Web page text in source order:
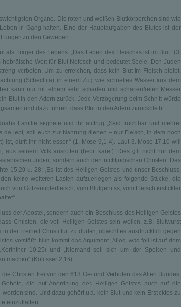
Organe. Die roten und weißen Blutkörperchen sind wie
in Gang halten. Eine der Hauptaufgaben des Blutes ist der
zu den Geweben.
als Träger des Lebens: „Das Leben des Fleisches ist im Blut“ (3.
hebräische Wort für Blut Nefesch und bedeutet Seele. Den Juden
verboten. Um zu erreichen, dass kein Blut im Fleisch bleibt,
(Schechita) in einem Zug wie schnelles Wasser aus dem
kann nur mit einem sehr scharfen und schartenfreien Messer
Blut in den Adern zurück. Jede Verzögerung beim Schnitt würde
und dazu führen, dass Blut in den Adern zurückbleibt.
Familie segnete und ihr auftrug „Seid fruchtbar und mehret
da lebt, soll euch zur Nahrung dienen – nur Fleisch, in dem noch
ist, dürft ihr nicht essen“ (1. Mose 9,1-4). Laut 3. Mose 17,10 will
aus seinem Volk ausrotten (hebr. karet). Dies gilt nicht nur dem
Juden, sondern auch den nichtjüdischen Christen. Das
15,20 u. 28: „Es ist des Heiligen Geistes und unser Beschluss,
keine weiteren Lasten aufzuerlegen als folgende Stücke, die
von Götzenopferfleisch, vom Blutgenuss, vom Fleisch erstickter
der Apostel, sondern auch ein Beschluss des Heiligen Geistes
Christen, die voll Heiligen Geistes sein wollen, z.B. Blutwurst
in der Freiheit Christi tun zu dürfen, obwohl es ausdrücklich gegen
verstößt. Nun kommt das Argument „Alles, was feil ist auf dem
10,25) und „Niemand soll sich um der Speisen und
machen“ (Kolosser 2,16).
die Christen frei von den 613 Ge- und Verboten des Alten Bundes,
die auf Anordnung des Heiligen Geistes auch auf die
worden sind. Und dazu gehört u.a. kein Blut und kein Ersticktes zu
einzuhalten.